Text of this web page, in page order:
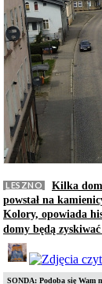
LESZNO
Kilka
powstał na
Kolory, opowiada
domy będą
SONDA: Podoba się Wam